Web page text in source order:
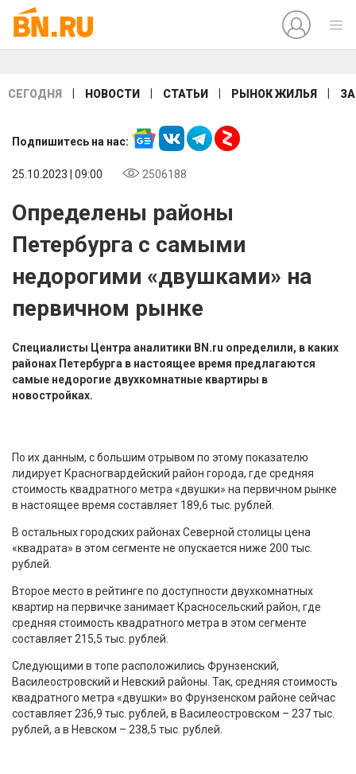
СЕГОДНЯ НОВОСТИ СТАТЬИ РЫНОК ЖИЛЬЯ
Подпишитесь на нас:
25.10.2023 | 09:00 2506188
Определены районы
Петербурга с самыми
недорогими «двушками» на
первичном рынке
Специалисты Центра аналитики BN.ru определили, в каких
районах Петербурга в настоящее время предлагаются
самые недорогие двухкомнатные квартиры в
новостройках.
По их данным, с большим отрывом по этому показателю
лидирует Красногвардейский район города, где средняя
стоимость квадратного метра «двушки» на первичном рынке
в настоящее время составляет 189,6 тыс. рублей.
В остальных городских районах Северной столицы цена
«квадрата» в этом сегменте не опускается ниже 200 тыс.
рублей.
Второе место в рейтинге по доступности двухкомнатных
квартир на первичке занимает Красносельский район, где
средняя стоимость квадратного метра в этом сегменте
составляет 215,5 тыс. рублей.
Следующими в топе расположились Фрунзенский,
Василеостровский и Невский районы. Так, средняя стоимость
квадратного метра «двушки» во Фрунзенском районе сейчас
составляет 236,9 тыс. рублей, в Василеостровском – 237 тыс.
рублей, а в Невском – 238,5 тыс. рублей.